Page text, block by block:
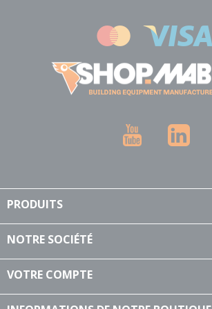
YouTube
PRODUITS
NOTRE SOCIÉTÉ
VOTRE COMPTE